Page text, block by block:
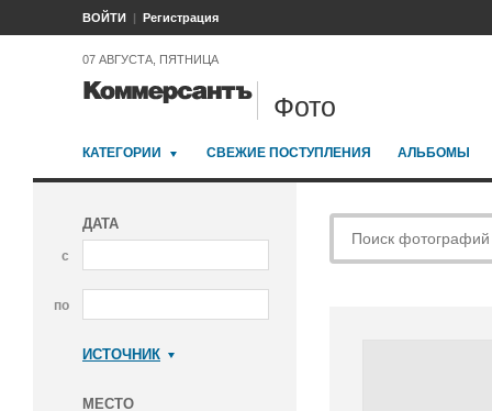
ВОЙТИ Регистрация
07 АВГУСТА, ПЯТНИЦА
Фото
КАТЕГОРИИ СВЕЖИЕ ПОСТУПЛЕНИЯ АЛЬБОМЫ
ДАТА
с
по
ИСТОЧНИК
МЕСТО